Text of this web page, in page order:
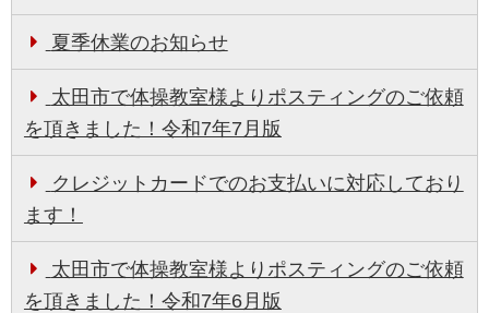
夏季休業のお知らせ
太田市で体操教室様よりポスティングのご依頼
を頂きました！令和7年7月版
クレジットカードでのお支払いに対応しており
ます！
太田市で体操教室様よりポスティングのご依頼
を頂きました！令和7年6月版